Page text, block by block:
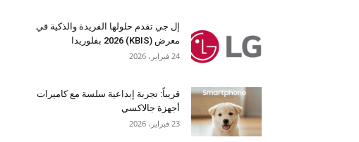
إل جي تقدم حلولها الفريدة والذكية في
معرض (KBIS) 2026 بفلوريدا
24 فبراير، 2026
قريباً: تجربة إبداعية سلسة مع كاميرات
أجهزة جالاكسي
23 فبراير، 2026